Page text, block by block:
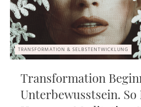
TRANSFORMATION & SELBSTENTWICKLUNG
Transformation
Unterbewusstsein. So